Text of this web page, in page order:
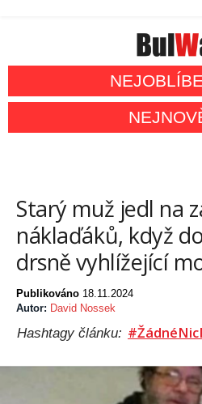
Starý muž jedl na
náklaďáků, když
drsně vyhlížející
Publikováno 18.11.2024
Autor: David Nossek
Hashtagy článku: